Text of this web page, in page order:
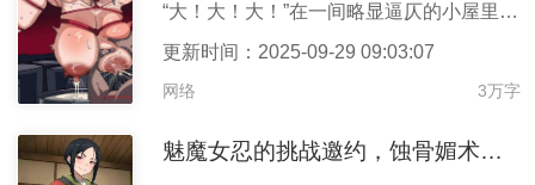
“大！大！大！”在一间略显逼仄的小屋里，一堆穿着简练短衣的忍者
更新时间：2025-09-29 09:03:07
网络 3万字
魅魔女忍的挑战邀约，蚀骨媚术侵蚀不死之心